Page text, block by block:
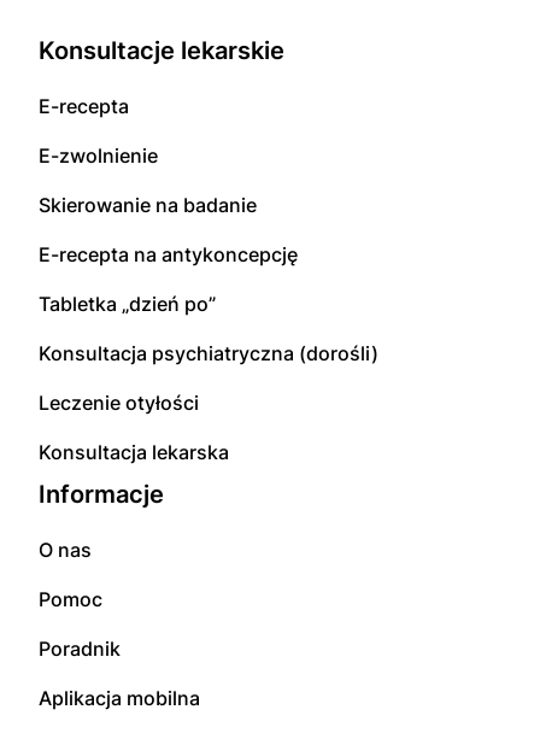
Konsultacje lekarskie
E-recepta
E-zwolnienie
Skierowanie na badanie
E-recepta na antykoncepcję
Tabletka „dzień po”
Konsultacja psychiatryczna (dorośli)
Leczenie otyłości
Konsultacja lekarska
Informacje
O nas
Pomoc
Poradnik
Aplikacja mobilna